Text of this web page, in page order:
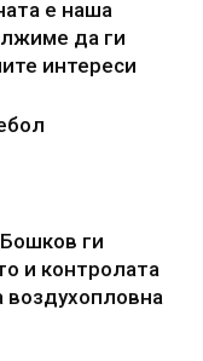
е наша
да ги
интереси
ги
и контролата
воздухопловна